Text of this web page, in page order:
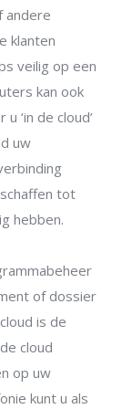
andere
klanten
veilig op een
kan ook
‘in de cloud’
uw
tot
hebben.
of dossier
is de
cloud
op uw
kunt u als